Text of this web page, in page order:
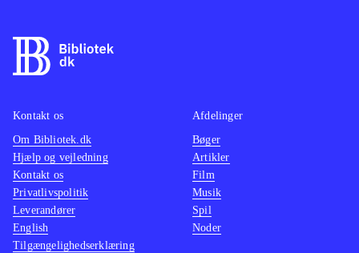
Kontakt os
Om Bibliotek.dk
Hjælp og vejledning
Kontakt os
Privatlivspolitik
Leverandører
English
Tilgængelighedserklæring
Afdelinger
Bøger
Artikler
Film
Musik
Spil
Noder